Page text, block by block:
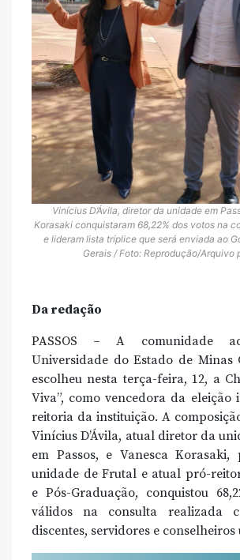
Vinícius D’Ávila, diretor da unidade em
Korasaki conquistaram 68,22% dos votos na
e lideram lista tríplice que será enviada ao
Gerais / Foto: Reprodução/Arquivo
Da redação
PASSOS – A comunidade
Universidade do Estado de Minas
escolheu nesta terça-feira, 12, a
Viva”, como vencedora da
reitoria da instituição. A
Vinícius D’Ávila, atual diretor da
em Passos, e Vanesca Korasaki,
unidade de Frutal e atual pró-
e Pós-Graduação, conquistou
válidos na consulta realizada
discentes, servidores e